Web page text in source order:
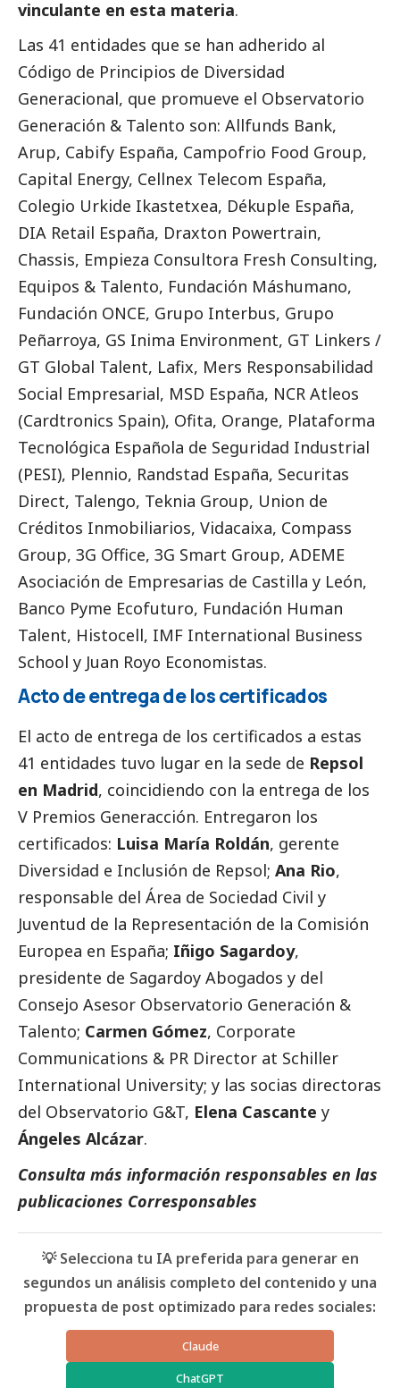
vinculante en esta materia.
Las 41 entidades que se han adherido al
Código de Principios de Diversidad
Generacional, que promueve el Observatorio
Generación & Talento son: Allfunds Bank,
Arup, Cabify España, Campofrio Food Group,
Capital Energy, Cellnex Telecom España,
Colegio Urkide Ikastetxea, Dékuple España,
DIA Retail España, Draxton Powertrain,
Chassis, Empieza Consultora Fresh Consulting,
Equipos & Talento, Fundación Máshumano,
Fundación ONCE, Grupo Interbus, Grupo
Peñarroya, GS Inima Environment, GT Linkers /
GT Global Talent, Lafix, Mers Responsabilidad
Social Empresarial, MSD España, NCR Atleos
(Cardtronics Spain), Ofita, Orange, Plataforma
Tecnológica Española de Seguridad Industrial
(PESI), Plennio, Randstad España, Securitas
Direct, Talengo, Teknia Group, Union de
Créditos Inmobiliarios, Vidacaixa, Compass
Group, 3G Office, 3G Smart Group, ADEME
Asociación de Empresarias de Castilla y León,
Banco Pyme Ecofuturo, Fundación Human
Talent, Histocell, IMF International Business
School y Juan Royo Economistas.
Acto de entrega de los certificados
El acto de entrega de los certificados a estas
41 entidades tuvo lugar en la sede de Repsol
en Madrid, coincidiendo con la entrega de los
V Premios Generacción. Entregaron los
certificados: Luisa María Roldán, gerente
Diversidad e Inclusión de Repsol; Ana Rio,
responsable del Área de Sociedad Civil y
Juventud de la Representación de la Comisión
Europea en España; Iñigo Sagardoy,
presidente de Sagardoy Abogados y del
Consejo Asesor Observatorio Generación &
Talento; Carmen Gómez, Corporate
Communications & PR Director at Schiller
International University; y las socias directoras
del Observatorio G&T, Elena Cascante y
Ángeles Alcázar.
Consulta más información responsables en las
publicaciones Corresponsables
💡 Selecciona tu IA preferida para generar en
segundos un análisis completo del contenido y una
propuesta de post optimizado para redes sociales:
Claude
ChatGPT